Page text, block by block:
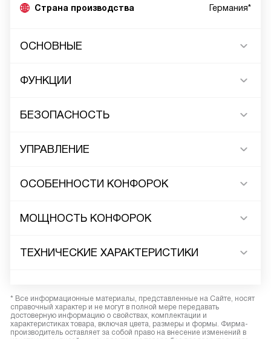
Страна производства Германия*
ОСНОВНЫЕ
ФУНКЦИИ
БЕЗОПАСНОСТЬ
УПРАВЛЕНИЕ
ОСОБЕННОСТИ КОНФОРОК
МОЩНОСТЬ КОНФОРОК
ТЕХНИЧЕСКИЕ ХАРАКТЕРИСТИКИ
* Все информационные материалы, представленные на Сайте, носят
справочный характер и не могут в полной мере передавать
достоверную информацию о свойствах, комплектации и
характеристиках товара, включая цвета, размеры и формы. Фирма-
производитель оставляет за собой право на внесение изменений в